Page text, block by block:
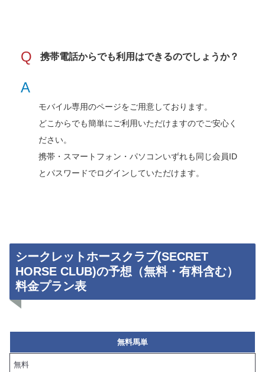
Q 携帯電話からでも利用はできるのでしょうか？
A
モバイル専用のページをご用意しております。
どこからでも簡単にご利用いただけますのでご安心く
ださい。
携帯・スマートフォン・パソコンいずれも同じ会員ID
とパスワードでログインしていただけます。
シークレットホースクラブ(SECRET
HORSE CLUB)の予想（無料・有料含む）
料金プラン表
無料馬単
無料